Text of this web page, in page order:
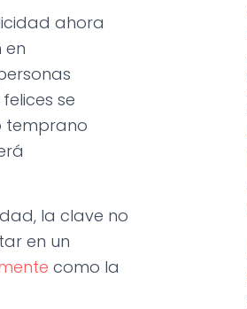
ahora
en
se
temprano
la clave no
en un
como la